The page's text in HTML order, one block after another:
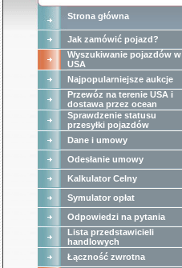
Strona główna
Jak zamówić pojazd?
Wyszukiwanie pojazdów w
USA
Najpopularniejsze aukcje
Przewóz na terenie USA i
dostawa przez ocean
Sprawdzenie statusu
przesyłki pojazdów
Dane i umowy
Odesłanie umowy
Kalkulator Celny
Symulator opłat
Odpowiedzi na pytania
Lista przedstawicieli
handlowych
Łączność zwrotna